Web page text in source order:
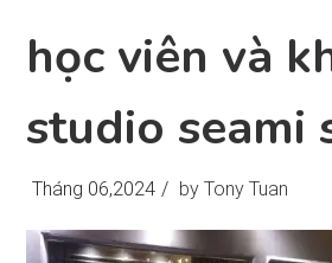
học viên và
studio seami
Tháng 06,2024 / by Tony Tuan